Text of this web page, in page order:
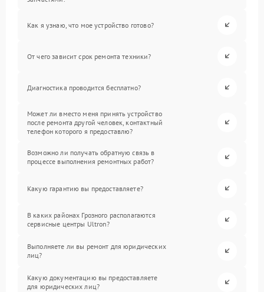
Как я узнаю, что мое устройство готово?
От чего зависит срок ремонта техники?
Диагностика проводится бесплатно?
Может ли вместо меня принять устройство
после ремонта другой человек, контактный
телефон которого я предоставлю?
Возможно ли получать обратную связь в
процессе выполнения ремонтных работ?
Какую гарантию вы предоставляете?
В каких районах Грозного располагаются
сервисные центры Ultron?
Выполняете ли вы ремонт для юридических
лиц?
Какую документацию вы предоставляете
для юридических лиц?